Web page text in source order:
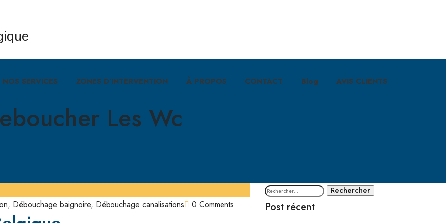
NOS SERVICES ZONES D’INTERVENTION À PROPOS CONTACT Blog AVIS CLIENTS
Les Wc
, Débouchage baignoire, Débouchage canalisations 0 Comments
Rechercher :
Post récent